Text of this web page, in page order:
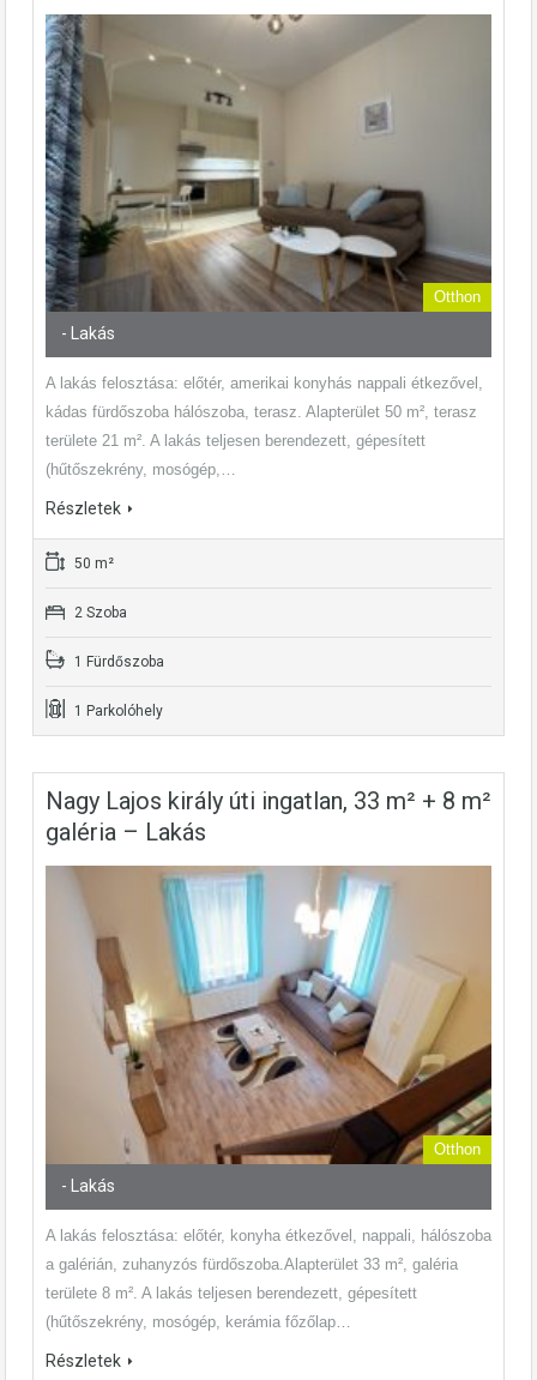
Otthon
- Lakás
A lakás felosztása: előtér, amerikai konyhás nappali étkezővel,
kádas fürdőszoba hálószoba, terasz. Alapterület 50 m², terasz
területe 21 m². A lakás teljesen berendezett, gépesített
(hűtőszekrény, mosógép,…
Részletek
50 m²
2 Szoba
1 Fürdőszoba
1 Parkolóhely
Nagy Lajos király úti ingatlan, 33 m² + 8 m²
galéria – Lakás
Otthon
- Lakás
A lakás felosztása: előtér, konyha étkezővel, nappali, hálószoba
a galérián, zuhanyzós fürdőszoba.Alapterület 33 m², galéria
területe 8 m². A lakás teljesen berendezett, gépesített
(hűtőszekrény, mosógép, kerámia főzőlap…
Részletek